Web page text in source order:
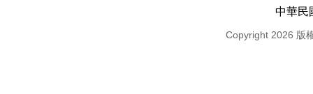
中華民
Copyright 2026 版